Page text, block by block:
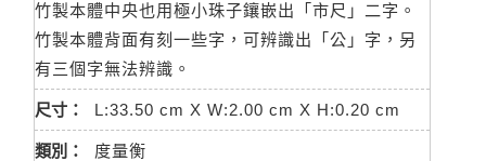
竹製本體中央也用極小珠子鑲嵌出「市尺」二字。
竹製本體背面有刻一些字，可辨識出「公」字，另
有三個字無法辨識。
尺寸： L:33.50 cm X W:2.00 cm X H:0.20 cm
類別： 度量衡